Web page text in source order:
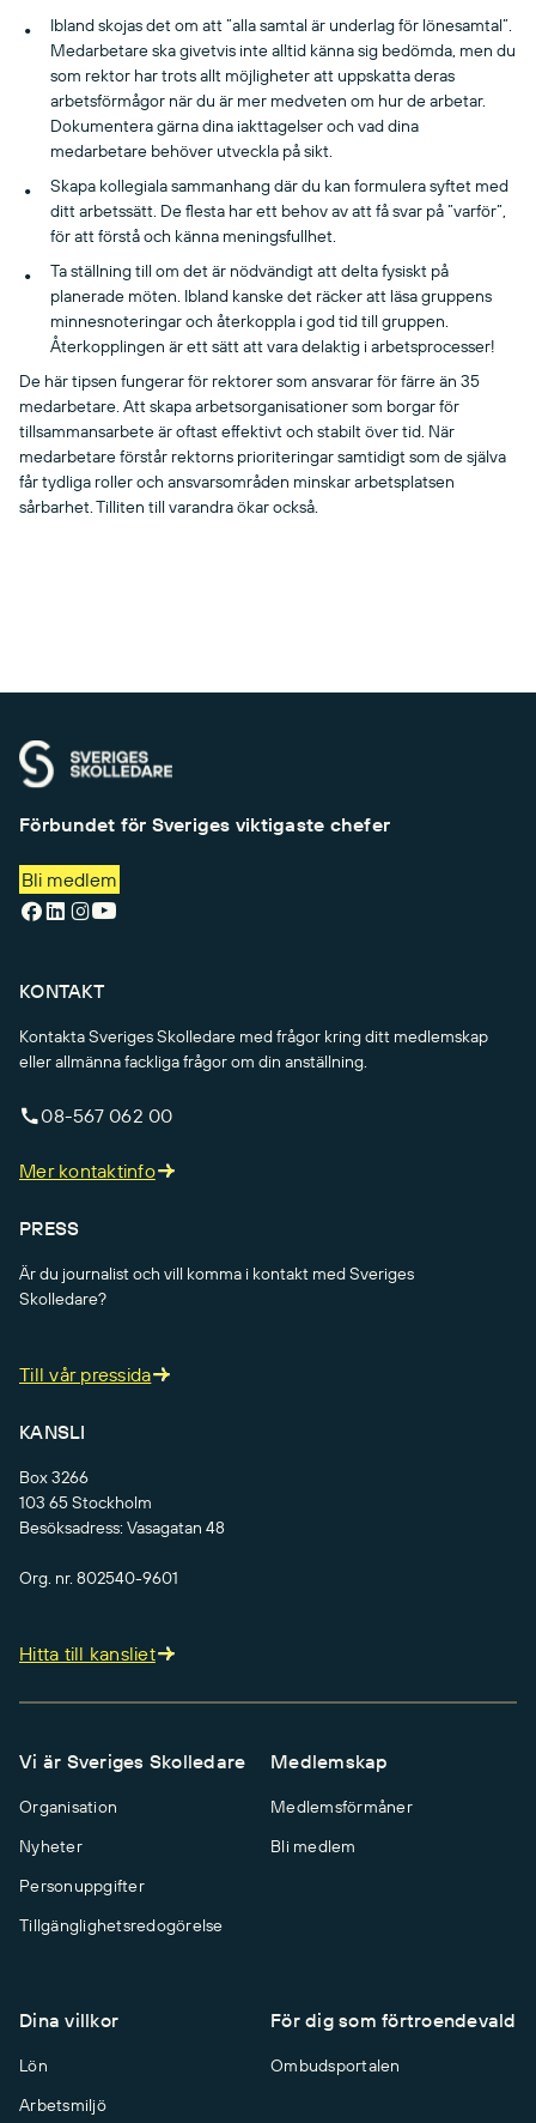
Ibland skojas det om att ”alla samtal är underlag för lönesamtal”.
Medarbetare ska givetvis inte alltid känna sig bedömda, men du
som rektor har trots allt möjligheter att uppskatta deras
arbetsförmågor när du är mer medveten om hur de arbetar.
Dokumentera gärna dina iakttagelser och vad dina
medarbetare behöver utveckla på sikt.
Skapa kollegiala sammanhang där du kan formulera syftet med
ditt arbetssätt. De flesta har ett behov av att få svar på ”varför”,
för att förstå och känna meningsfullhet.
Ta ställning till om det är nödvändigt att delta fysiskt på
planerade möten. Ibland kanske det räcker att läsa gruppens
minnesnoteringar och återkoppla i god tid till gruppen.
Återkopplingen är ett sätt att vara delaktig i arbetsprocesser!
De här tipsen fungerar för rektorer som ansvarar för färre än 35
medarbetare. Att skapa arbetsorganisationer som borgar för
tillsammansarbete är oftast effektivt och stabilt över tid. När
medarbetare förstår rektorns prioriteringar samtidigt som de själva
får tydliga roller och ansvarsområden minskar arbetsplatsen
sårbarhet. Tilliten till varandra ökar också.
Förbundet för Sveriges viktigaste chefer
Bli medlem
KONTAKT
Kontakta Sveriges Skolledare med frågor kring ditt medlemskap
eller allmänna fackliga frågor om din anställning.
08-567 062 00
Mer kontaktinfo
PRESS
Är du journalist och vill komma i kontakt med Sveriges
Skolledare?
Till vår pressida
KANSLI
Box 3266
103 65 Stockholm
Besöksadress: Vasagatan 48
Org. nr. 802540-9601
Hitta till kansliet
Vi är Sveriges Skolledare
Organisation
Nyheter
Personuppgifter
Tillgänglighetsredogörelse
Medlemskap
Medlemsförmåner
Bli medlem
Dina villkor
Lön
Arbetsmiljö
För dig som förtroendevald
Ombudsportalen